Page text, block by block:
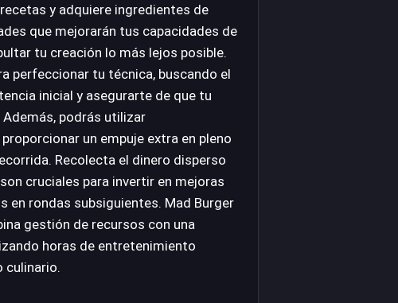
y adquiere ingredientes de
que mejorarán tus capacidades de
tu creación lo más lejos posible.
perfeccionar tu técnica, buscando el
inicial y asegurarte de que tu
podrás utilizar
un empuje extra en pleno
Recolecta el dinero disperso
cruciales para invertir en mejoras
rondas subsiguientes. Mad Burger
gestión de recursos con una
horas de entretenimiento
culinario.